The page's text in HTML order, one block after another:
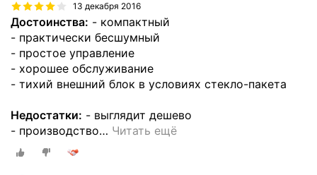
13 декабря 2016
Достоинства: - компактный
- практически бесшумный
- простое управление
- хорошее обслуживание
- тихий внешний блок в условиях стекло-пакета
Недостатки: - выглядит дешево
- производство… Читать ещё